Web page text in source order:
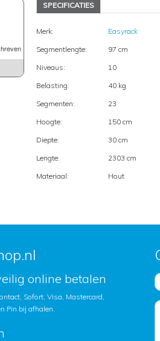
SPECIFICATIES
Merk:
Easyrack
Segmentlengte:
97 cm
Niveaus:
10
Belasting:
40 kg
Segmenten:
23
Hoogte:
150 cm
Diepte:
30 cm
Lengte:
2303 cm
Materiaal:
Hout
online betalen
Sofort, Visa, Mastercard,
Pin bij afhalen.